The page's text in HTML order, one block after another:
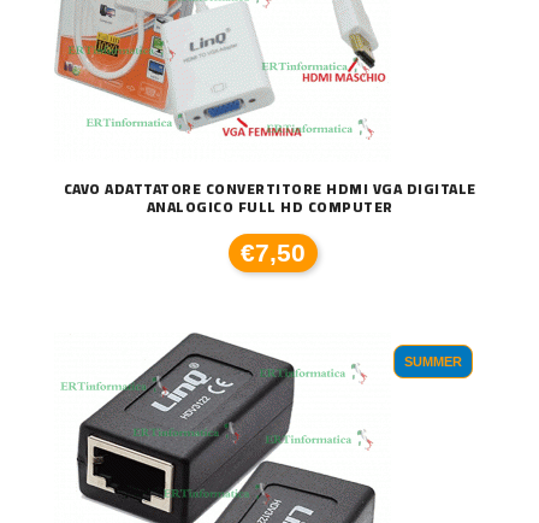
CAVO ADATTATORE CONVERTITORE HDMI VGA DIGITALE
ANALOGICO FULL HD COMPUTER
€7,50
SUMMER